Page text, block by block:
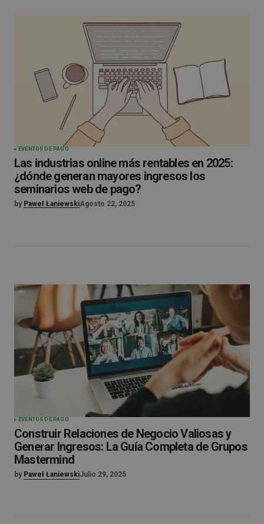
EVENTOS DE PAGO
Las industrias online más rentables en 2025:
¿dónde generan mayores ingresos los
seminarios web de pago?
by Paweł ŁaniewskiAgosto 22, 2025
EVENTOS DE PAGO
Construir Relaciones de Negocio Valiosas y
Generar Ingresos: La Guía Completa de Grupos
Mastermind
by Paweł ŁaniewskiJulio 29, 2025